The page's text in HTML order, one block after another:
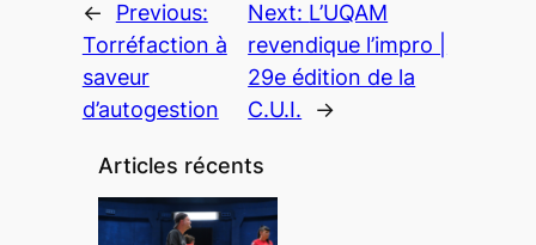
←
Previous:
Torréfaction à
saveur
d’autogestion
Next: L’UQAM
revendique l’impro |
29e édition de la
C.U.I.
→
Articles récents